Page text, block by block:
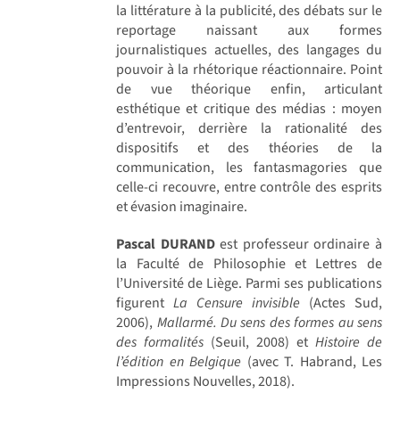
la littérature à la publicité, des débats sur le
reportage naissant aux formes
journalistiques actuelles, des langages du
pouvoir à la rhétorique réactionnaire. Point
de vue théorique enfin, articulant
esthétique et critique des médias : moyen
d’entrevoir, derrière la rationalité des
dispositifs et des théories de la
communication, les fantasmagories que
celle-ci recouvre, entre contrôle des esprits
et évasion imaginaire.
Pascal DURANDest professeur ordinaire à
la Faculté de Philosophie et Lettres de
l’Université de Liège. Parmi ses publications
figurent La Censure invisible (Actes Sud,
2006), Mallarmé. Du sens des formes au sens
des formalités (Seuil, 2008) etHistoire de
l’édition en Belgique (avec T. Habrand, Les
Impressions Nouvelles, 2018).